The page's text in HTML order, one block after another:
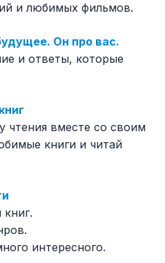
и любимых фильмов.
Он про вас.
и ответы, которые
чтения вместе со своим
книги и читай
интересного.